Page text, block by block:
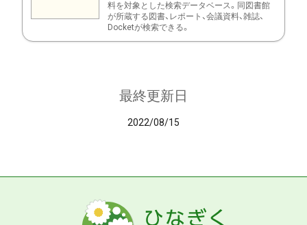
料を対象とした検索データベース。同図書館
が所蔵する図書、レポート、会議資料、雑誌、
Docketが検索できる。
最終更新日
2022/08/15